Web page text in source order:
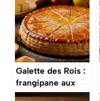
Galette des Rois :
frangipane aux
Pommes Facile